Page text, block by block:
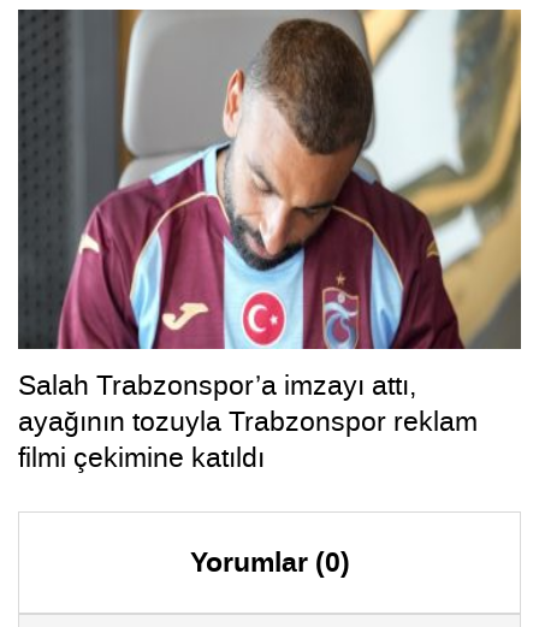
Salah Trabzonspor’a imzayı attı,
ayağının tozuyla Trabzonspor reklam
filmi çekimine katıldı
Yorumlar (0)